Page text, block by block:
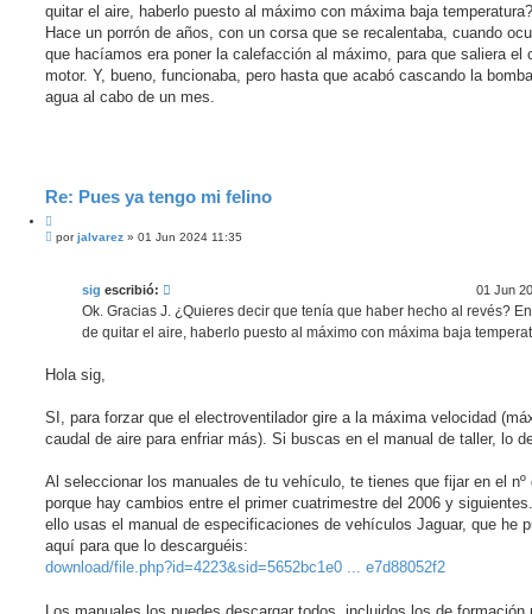
ra
j
s
i
l
quitar el aire, haberlo puesto al máximo con máxima baja temperatura?
Hace un porrón de años, con un corsa que se recalentaba, cuando
que hacíamos era poner la calefacción al máximo, para que saliera el
motor. Y, bueno, funcionaba, pero hasta que acabó cascando la
agua al cabo de un mes.
Re: Pues ya tengo mi felino
M
l
r
porjalvarez » 01 Jun 2024 11:35
sig escribió: 01 Jun
Ok. Gracias J. ¿Quieres decir que tenía que haber hecho al revés?
de quitar el aire, haberlo puesto al máximo con máxima baja
Hola sig,
SI, para forzar que el electroventilador gire a la máxima velocidad
caudal de aire para enfriar más). Si buscas en el manual de taller, lo
Al seleccionar los manuales de tu vehículo, te tienes que fijar en el nº
porque hay cambios entre el primer cuatrimestre del 2006 y
ello usas el manual de especificaciones de vehículos Jaguar, que he
aquí para que lo descarguéis:
download/file.php?id=4223&sid=5652bc1e0 ... e7d88052f2